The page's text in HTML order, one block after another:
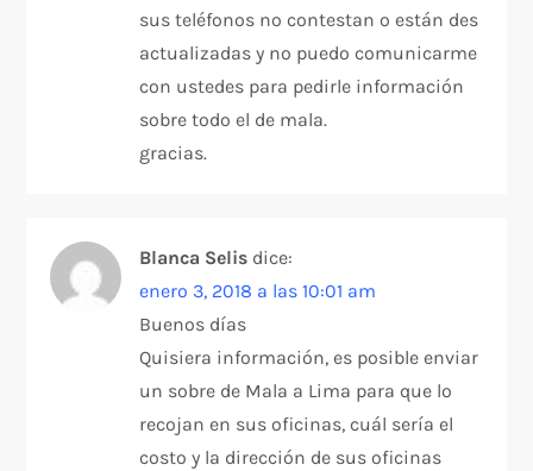
sus teléfonos no contestan o están des
actualizadas y no puedo comunicarme
con ustedes para pedirle información
sobre todo el de mala.
gracias.
Blanca Selis dice:
enero 3, 2018 a las 10:01 am
Buenos días
Quisiera información, es posible enviar
un sobre de Mala a Lima para que lo
recojan en sus oficinas, cuál sería el
costo y la dirección de sus oficinas